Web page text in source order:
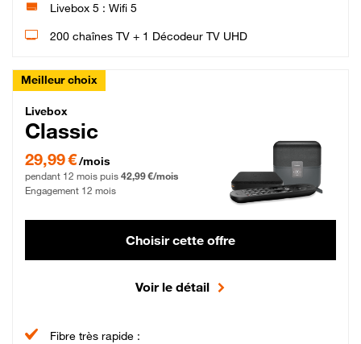
Livebox 5 : Wifi 5
200 chaînes TV + 1 Décodeur TV UHD
Meilleur choix
Livebox Classic Fibre
Livebox
Classic
29,99 € par mois pendant 12 mois puis 42,99 € par mois, Engagement 12 mois
29,99 €/mois
pendant 12 mois puis 42,99 €/mois
Engagement 12 mois
Choisir cette offre
Voir le détail
Fibre très rapide :